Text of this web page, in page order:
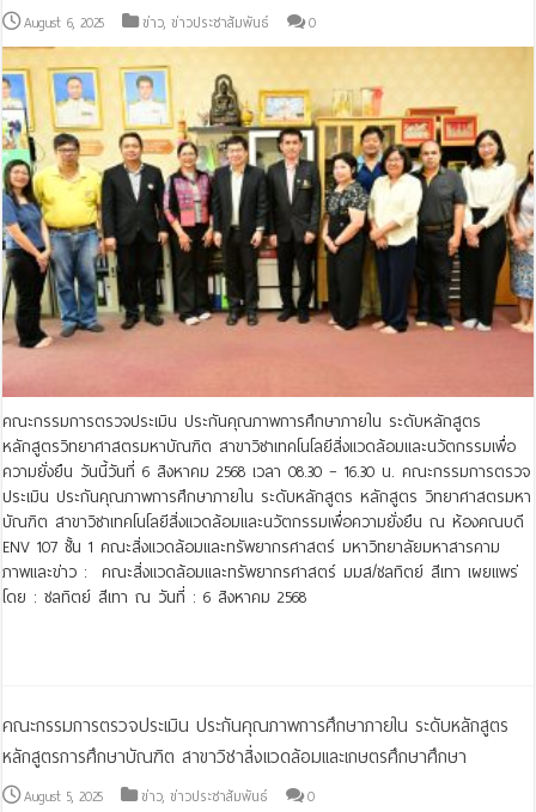
August 6, 2025 ข่าว,ข่าวประชาสัมพันธ์ 0
คณะกรรมการตรวจประเมิน ประกันคุณภาพการศึกษาภายใน ระดับหลักสูตร
หลักสูตรวิทยาศาสตรมหาบัณฑิต สาขาวิชาเทคโนโลยีสิ่งแวดล้อมและนวัตกรรมเพื่อ
ความยั่งยืน วันนี้วันที่ 6 สิงหาคม 2568 เวลา 08.30 – 16.30 น. คณะกรรมการตรวจ
ประเมิน ประกันคุณภาพการศึกษาภายใน ระดับหลักสูตร หลักสูตร วิทยาศาสตรมหา
บัณฑิต สาขาวิชาเทคโนโลยีสิ่งแวดล้อมและนวัตกรรมเพื่อความยั่งยืน ณ ห้องคณบดี
ENV 107 ชั้น 1 คณะสิ่งแวดล้อมและทรัพยากรศาสตร์ มหาวิทยาลัยมหาสารคาม
ภาพและข่าว : คณะสิ่งแวดล้อมและทรัพยากรศาสตร์ มมส/ชลทิตย์ สีเทา เผยแพร่
โดย : ชลทิตย์ สีเทา ณ วันที่ : 6 สิงหาคม 2568
คณะกรรมการตรวจประเมิน ประกันคุณภาพการศึกษาภายใน ระดับหลักสูตร
หลักสูตรการศึกษาบัณฑิต สาขาวิชาสิ่งแวดล้อมและเกษตรศึกษาศึกษา
August 5, 2025 ข่าว,ข่าวประชาสัมพันธ์ 0